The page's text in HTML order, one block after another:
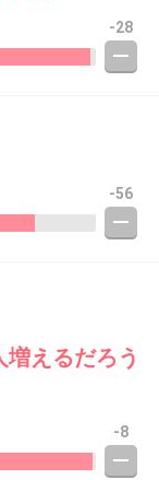
-28
-56
えるだろう
-8